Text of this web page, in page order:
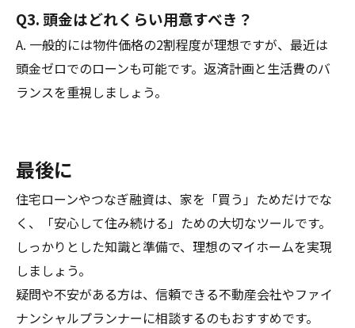
Q3. 頭金はどれくらい用意すべき？
A. 一般的には物件価格の2割程度が理想ですが、最近は
頭金ゼロでのローンも可能です。返済計画と生活費のバ
ランスを重視しましょう。
最後に
住宅ローンやつなぎ融資は、家を「買う」ためだけでな
く、「安心して住み続ける」ための大切なツールです。
しっかりとした知識と準備で、理想のマイホームを実現
しましょう。
疑問や不安がある方は、信頼できる不動産会社やファイ
ナンシャルプランナーに相談するのもおすすめです。